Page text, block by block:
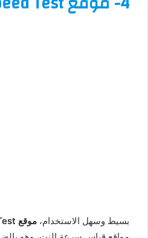
بسيط وسهل الاستخدام، موقع Xfinity Speed ​​Test